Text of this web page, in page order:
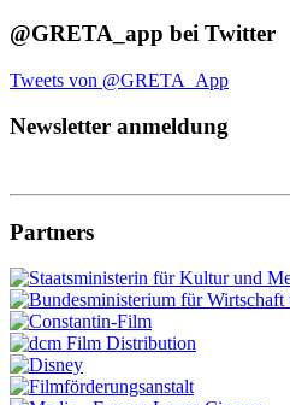
@GRETA_app bei Twitter
Tweets von @GRETA_App
Newsletter anmeldung
Partners